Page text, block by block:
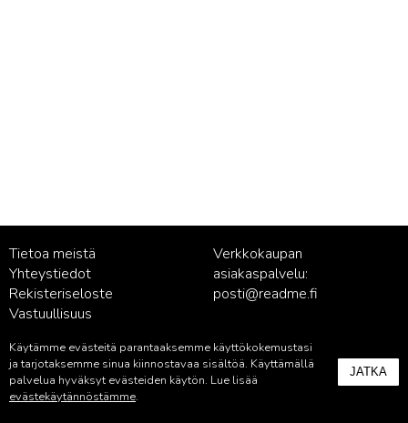
Tietoa meistä
Yhteystiedot
Rekisteriseloste
Vastuullisuus
Verkkokaupan
asiakaspalvelu:
posti@readme.fi
Kustantamon asiakaspalvelu:
palvelu@readme.fi
Käytämme evästeitä parantaaksemme käyttökokemustasi
ja tarjotaksemme sinua kiinnostavaa sisältöä. Käyttämällä
palvelua hyväksyt evästeiden käytön. Lue lisää
evästekäytännöstämme.
JATKA